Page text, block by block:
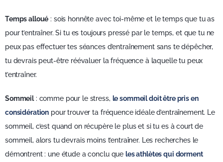
Temps alloué : sois honnête avec toi-même et le temps que tu as
pour t’entraîner. Si tu es toujours pressé par le temps, et que tu ne
peux pas effectuer tes séances d’entraînement sans te dépêcher,
tu devrais peut-être réévaluer la fréquence à laquelle tu peux
t’entraîner.
Sommeil: comme pour le stress, le sommeil doit être pris en
considération pour trouver ta fréquence idéale d’entraînement. Le
sommeil, c’est quand on récupère le plus et si tu es à court de
sommeil, alors tu devrais moins t’entraîner. Les recherches le
démontrent : une étude a conclu que les athlètes qui dorment